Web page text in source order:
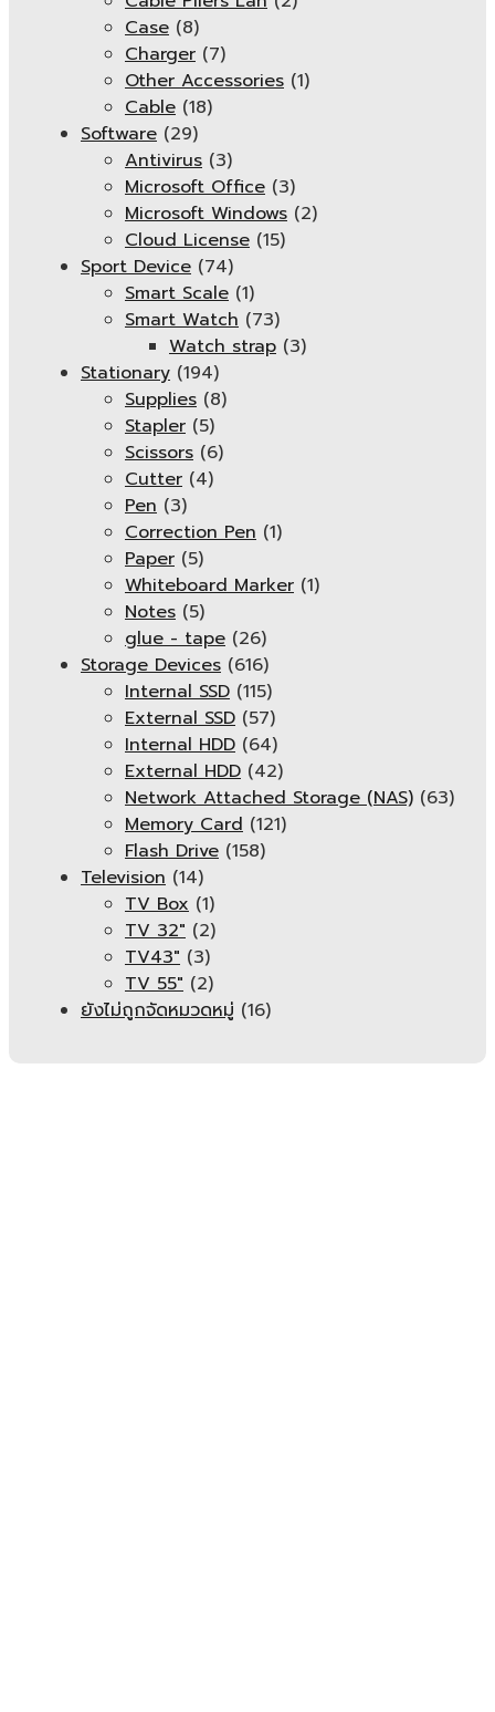
Case (8)
Charger (7)
Other Accessories (1)
Cable (18)
Software (29)
Antivirus (3)
Microsoft Office (3)
Microsoft Windows (2)
Cloud License (15)
Sport Device (74)
Smart Scale (1)
Smart Watch (73)
Watch strap (3)
Stationary (194)
Supplies (8)
Stapler (5)
Scissors (6)
Cutter (4)
Pen (3)
Correction Pen (1)
Paper (5)
Whiteboard Marker (1)
Notes (5)
glue - tape (26)
Storage Devices (616)
Internal SSD (115)
External SSD (57)
Internal HDD (64)
External HDD (42)
Network Attached Storage (NAS) (63)
Memory Card (121)
Flash Drive (158)
Television (14)
TV Box (1)
TV 32" (2)
TV43" (3)
TV 55" (2)
ยังไม่ถูกจัดหมวดหมู่ (16)